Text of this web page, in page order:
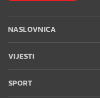
NASLOVNICA
VIJESTI
SPORT